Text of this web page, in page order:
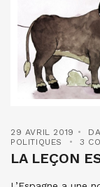
29 AVRIL 2019
POLITIQUES
3
LA LEÇON